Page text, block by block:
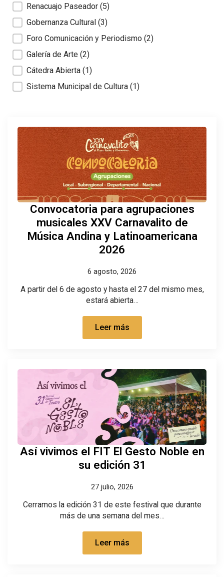
Renacuajo Paseador (5)
Gobernanza Cultural (3)
Foro Comunicación y Periodismo (2)
Galería de Arte (2)
Cátedra Abierta (1)
Sistema Municipal de Cultura (1)
Convocatoria para agrupaciones
musicales XXV Carnavalito de
Música Andina y Latinoamericana
2026
6 agosto, 2026
A partir del 6 de agosto y hasta el 27 del mismo mes,
estará abierta…
Leer más
Así vivimos el FIT El Gesto Noble en
su edición 31
27 julio, 2026
Cerramos la edición 31 de este festival que durante
más de una semana del mes…
Leer más